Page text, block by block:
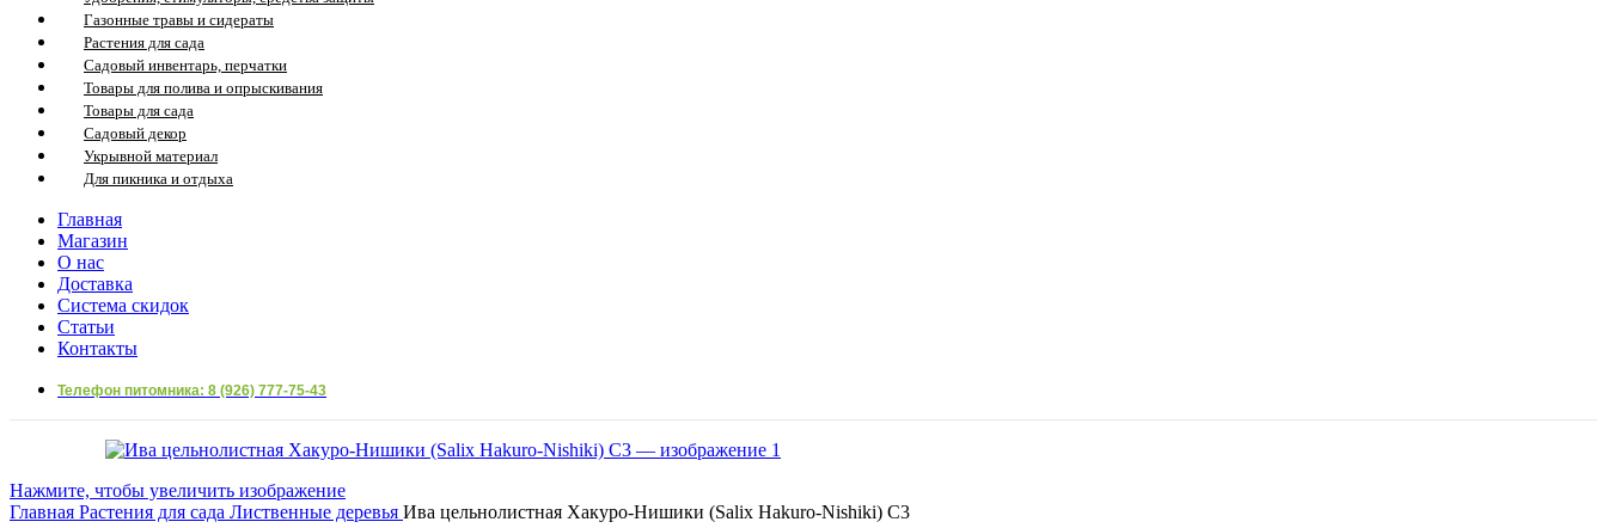
Газонные травы и сидераты
Растения для сада
Садовый инвентарь, перчатки
Товары для полива и опрыскивания
Товары для сада
Садовый декор
Укрывной материал
Для пикника и отдыха
Главная
Магазин
О нас
Доставка
Система скидок
Статьи
Контакты
Телефон питомника: 8 (926) 777-75-43
Нажмите, чтобы увеличить изображение
Главная Растения для сада Лиственные деревья Ива цельнолистная Хакуро-Нишики (Salix Hakuro-Nishiki) С3